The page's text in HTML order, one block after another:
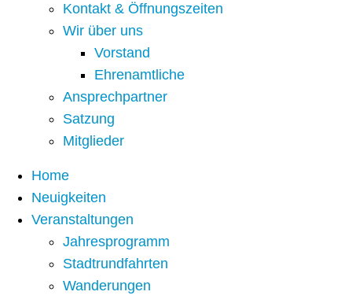
Kontakt & Öffnungszeiten
Wir über uns
Vorstand
Ehrenamtliche
Ansprechpartner
Satzung
Mitglieder
Home
Neuigkeiten
Veranstaltungen
Jahresprogramm
Stadtrundfahrten
Wanderungen